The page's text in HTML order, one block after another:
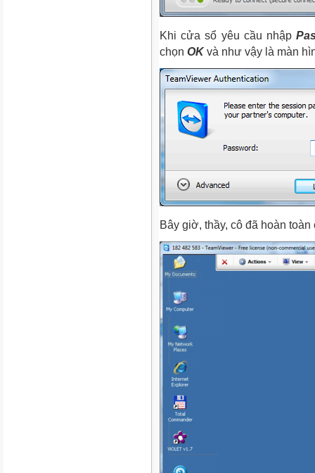
Khi cửa sổ yêu cầu nhập
chọn OKvà như vậy là màn
Bây giờ, thầy, cô đã hoàn